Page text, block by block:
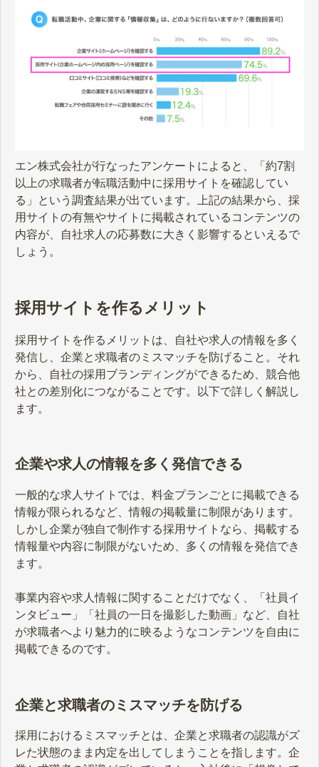
エン株式会社が行なったアンケートによると、「約7割
以上の求職者が転職活動中に採用サイトを確認してい
る」という調査結果が出ています。上記の結果から、採
用サイトの有無やサイトに掲載されているコンテンツの
内容が、自社求人の応募数に大きく影響するといえるで
しょう。
採用サイトを作るメリット
採用サイトを作るメリットは、自社や求人の情報を多く
発信し、企業と求職者のミスマッチを防げること。それ
から、自社の採用ブランディングができるため、競合他
社との差別化につながることです。以下で詳しく解説し
ます。
企業や求人の情報を多く発信できる
一般的な求人サイトでは、料金プランごとに掲載できる
情報が限られるなど、情報の掲載量に制限があります。
しかし企業が独自で制作する採用サイトなら、掲載する
情報量や内容に制限がないため、多くの情報を発信でき
ます。
事業内容や求人情報に関することだけでなく、「社員イ
ンタビュー」「社員の一日を撮影した動画」など、自社
が求職者へより魅力的に映るようなコンテンツを自由に
掲載できるのです。
企業と求職者のミスマッチを防げる
採用におけるミスマッチとは、企業と求職者の認識がズ
レた状態のまま内定を出してしまうことを指します。企